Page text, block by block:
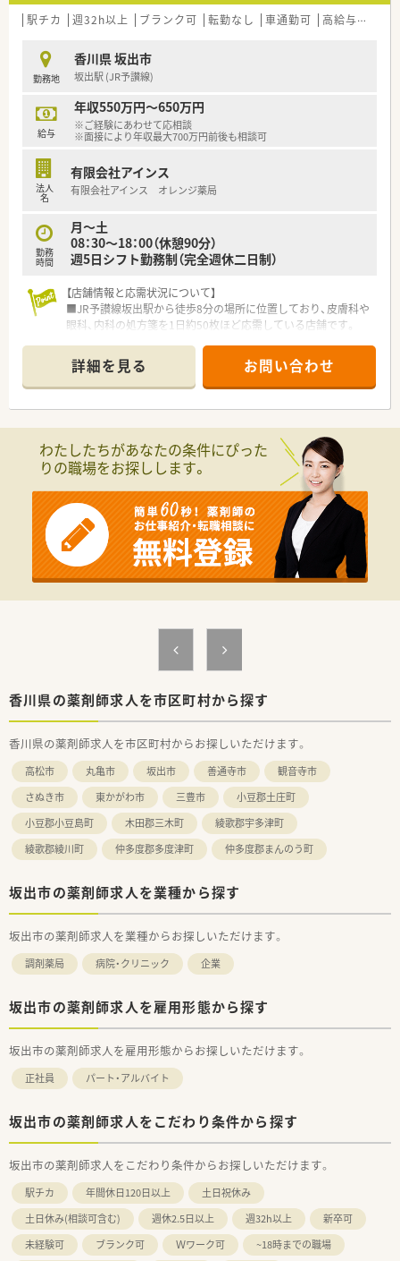
駅チカ 週32h以上 ブランク可 転勤なし 車通勤可 高給与(600万円以上)
勤務地
香川県 坂出市
坂出駅 (JR予讃線)
給与
年収550万円～650万円
※ご経験にあわせて応相談
※面接により年収最大700万円前後も相談可
法人
名
有限会社アインス
有限会社アインス オレンジ薬局
勤務
時間
月～土
08：30～18：00（休憩90分）
週5日シフト勤務制（完全週休二日制）
【店舗情報と応需状況について】
■JR予讃線坂出駅から徒歩8分の場所に位置しており、皮膚科や
眼科、内科の処方箋を1日約50枚ほど応需している店舗です。
常勤スタッフが、地域に根ざした丁寧な服薬指導を行っていま
す。
■近隣の聖母眼科医院や回生病院からの処方箋がメインですが、
在宅業務として居宅や施設への訪問、配達にも対応しています。
■香川県下で2番目に多い店舗数を誇る大手チェーンの関連法人
であり、県下一円のネットワークを活かした安定経営が特徴で
■創業当初より医薬分業に注力しており、独自の教育ノウハウを
構築することで、四国エリアでも質の高い薬剤師を育成していま
す。
■社員が活き活きと働ける職場環境の整備に努めており、福利厚
生の拡充やライフステージに合わせた柔軟な働き方を推進して
います。
■正社員としての募集で、想定年収は550万円から650万円です
が、面接の結果次第では最大700万円前後まで相談可能です。
■退職金制度は勤続3年以上で適用され、積み立て費用は全額会
社負担となっているため、将来の備えも万全な条件となっていま
【勤務実態について】
■勤務時間は08時30分から18時00分までとなっており、残業を
抑える取り組みを全社的に行っているため負担が少ないです。
■休日は日曜・祝日に加え、平日に月4日の休みを取得できる完
全週休2日制で、土日休みを組み合わせることも可能ですよ。
■夏季休暇や年末年始休暇も完備されており、有給休暇の取得も
推進されているため、ワークライフバランスを保ちやすいです。
詳細を見る お問い合わせ
わたしたちがあなたの条件にぴった
りの職場をお探しします。
香川県の薬剤師求人を市区町村から探す
香川県の薬剤師求人を市区町村からお探しいただけます。
高松市 丸亀市 坂出市 善通寺市
観音寺市
さぬき市
東かがわ市 三豊市
小豆郡土庄町
小豆郡小豆島町
木田郡三木町
綾歌郡宇多津町
綾歌郡綾川町
仲多度郡多度津町 仲多度郡まんのう町
坂出市の薬剤師求人を業種から探す
坂出市の薬剤師求人を業種からお探しいただけます。
調剤薬局 病院・クリニック 企業
坂出市の薬剤師求人を雇用形態から探す
坂出市の薬剤師求人を雇用形態からお探しいただけます。
正社員 パート・アルバイト
坂出市の薬剤師求人をこだわり条件から探す
坂出市の薬剤師求人をこだわり条件からお探しいただけます。
駅チカ 年間休日120日以上
土日祝休み
土日休み(相談可含む)
週休2.5日以上 週32h以上
新卒可
未経験可
ブランク可 Ｗワーク可
~18時までの職場